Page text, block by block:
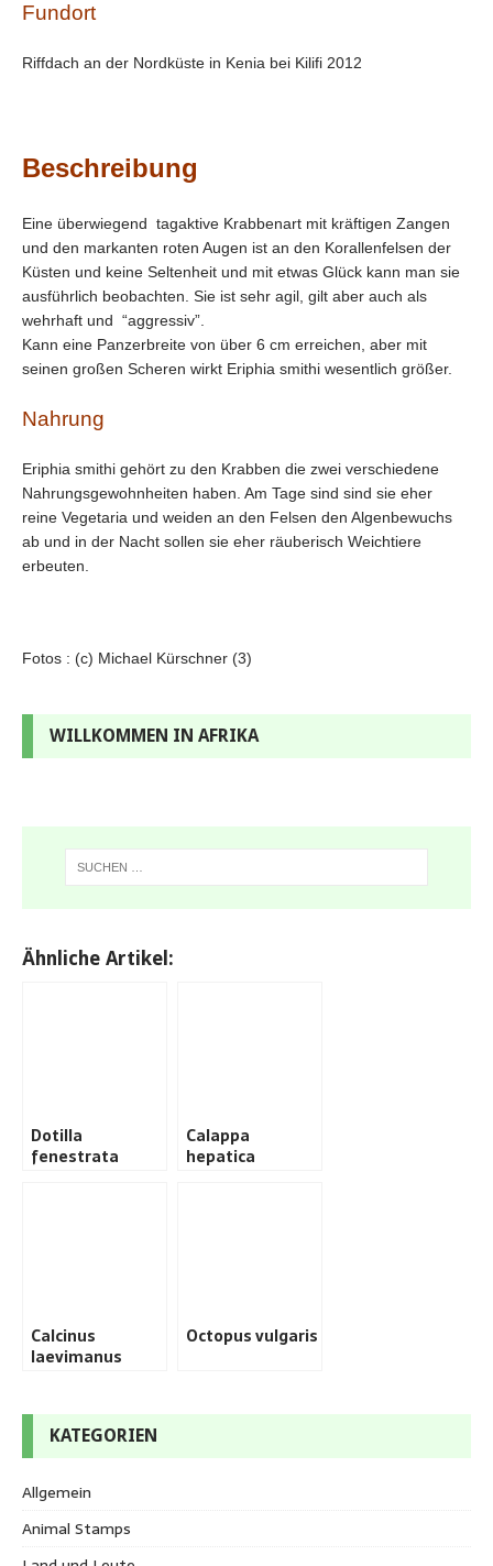
Fundort
Riffdach an der Nordküste in Kenia bei Kilifi 2012
Beschreibung
Eine überwiegend tagaktive Krabbenart mit kräftigen Zangen
und den markanten roten Augen ist an den Korallenfelsen der
Küsten und keine Seltenheit und mit etwas Glück kann man sie
ausführlich beobachten. Sie ist sehr agil, gilt aber auch als
wehrhaft und “aggressiv”.
Kann eine Panzerbreite von über 6 cm erreichen, aber mit
seinen großen Scheren wirkt Eriphia smithi wesentlich größer.
Nahrung
Eriphia smithi gehört zu den Krabben die zwei verschiedene
Nahrungsgewohnheiten haben. Am Tage sind sind sie eher
reine Vegetaria und weiden an den Felsen den Algenbewuchs
ab und in der Nacht sollen sie eher räuberisch Weichtiere
erbeuten.
Fotos : (c) Michael Kürschner (3)
WILLKOMMEN IN AFRIKA
Ähnliche Artikel:
Dotilla
fenestrata
Calappa
hepatica
Calcinus
laevimanus
Octopus vulgaris
KATEGORIEN
Allgemein
Animal Stamps